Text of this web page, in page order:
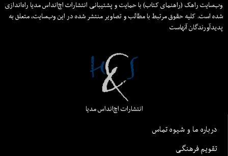
وب‌سایت راهک (راهنمای کتاب) با حمایت و پشتیبانی انتشارات اچ‌اند‌اس مدیا راه‌اندازی
شده است. کلیه حقوق مرتبط با مطالب و تصاویر منتشر شده در این وب‌سایت، متعلق به
پدیدآورندگان آنهاست
انتشارات اچ‌اند‌اس مدیا
درباره ما و شیوه تماس
تقویم فرهنگی